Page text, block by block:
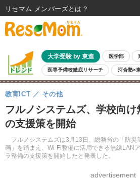
大学受験 by 東進 医学部
医専予備校徹底リサーチ 河合塾×
親子で考える大学選び 高校受験 中学受験
共通テスト 夏休み
8月開催イベント・WS 全国公立高校 過去問
自由研究教材（小学生向け）
フルノシステムズ、学校向
の支援策を開始
フルノシステムズは3月13日、総務省の「防災
画」を踏まえ、Wi-Fi整備に活用できる無線LAN
ラ整備の支援策を開始したと発表した。
教育ICT その他
advertisement
リセマム メンバーズ